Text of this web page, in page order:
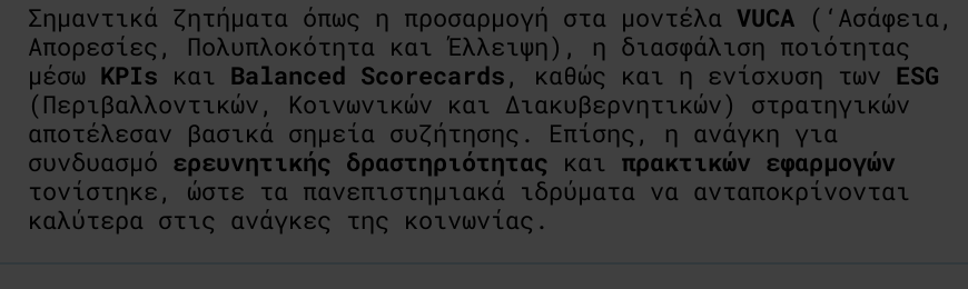
Σημαντικά ζητήματα όπως η προσαρμογή στα μοντέλα VUCA (‘Ασάφεια,
Απορεσίες , Πολυπλοκότητα και Έλλειψη), η διασφάλιση ποιότητας
μέσω KPIs και Balanced Scorecards , καθώς και η ενίσχυση των ESG
(Περιβαλλοντικών, Κοινωνικών και Διακυβερνητικών) στρατηγικών
αποτέλεσαν βασικά σημεία συζήτησης. Επίσης, η ανάγκη για
συνδυασμό ερευνητικής δραστηριότητας και πρακτικών εφαρμογών
τονίστηκε, ώστε τα πανεπιστημιακά ιδρύματα να ανταποκρίνονται
καλύτερα στις ανάγκες της κοινωνίας.